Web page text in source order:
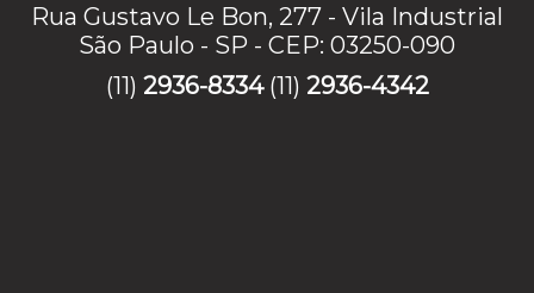
Rua Gustavo Le Bon, 277 - Vila Industrial
São Paulo - SP - CEP: 03250-090
(11) 2936-8334 (11) 2936-4342